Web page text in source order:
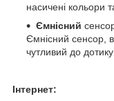
насичені кольори
Ємнісний
Ємнісний сенсор,
чутливий до
Інтернет: